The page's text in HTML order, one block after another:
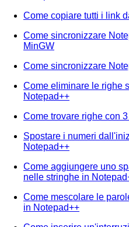
Come copiare tutti i link
Come sincronizzare
MinGW
Come sincronizzare
Come eliminare le righe
Notepad++
Come trovare righe con
Spostare i numeri
Notepad++
Come aggiungere uno
nelle stringhe in
Come mescolare le
in Notepad++